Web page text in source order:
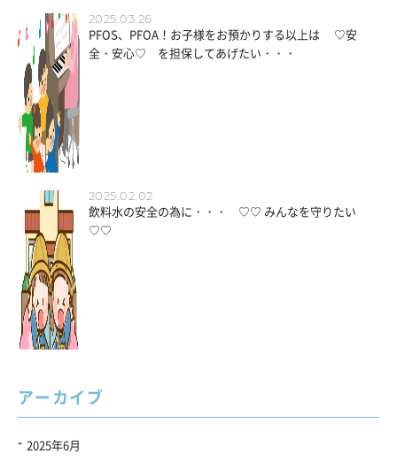
2025.03.26
PFOS、PFOA！お子様をお預かりする以上は ♡安
全・安心♡ を担保してあげたい・・・
2025.02.02
飲料水の安全の為に・・・ ♡♡ みんなを守りたい
♡♡
アーカイブ
2025年6月